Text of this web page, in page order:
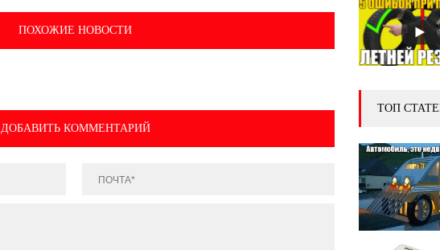
ПОХОЖИЕ НОВОСТИ
ДОБАВИТЬ КОММЕНТАРИЙ
ТОП